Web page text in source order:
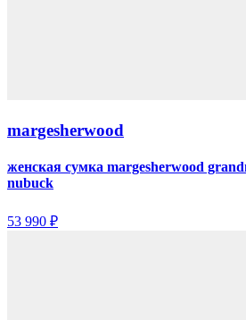
margesherwood
женская сумка margesherwood
nubuck
53 990 ₽